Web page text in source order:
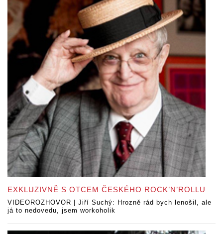
EXKLUZIVNĚ S OTCEM ČESKÉHO ROCK’N’ROLLU
VIDEOROZHOVOR | Jiří Suchý: Hrozně rád bych lenošil, ale
já to nedovedu, jsem workoholik